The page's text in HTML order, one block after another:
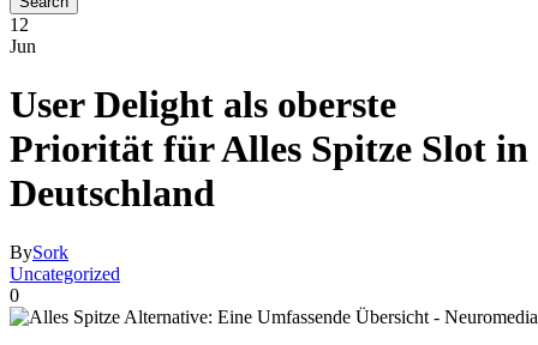
12
Jun
User Delight als oberste
Priorität für Alles Spitze Slot in
Deutschland
BySork
Uncategorized
0